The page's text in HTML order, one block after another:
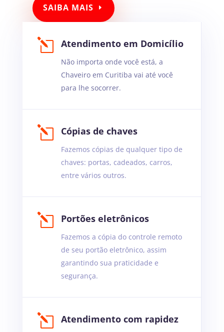
SAIBA MAIS
l Atendimento em Domicílio
Não importa onde você está, a
Chaveiro em Curitiba vai até você
para lhe socorrer.
l Cópias de chaves
Fazemos cópias de qualquer tipo de
chaves: portas, cadeados, carros,
entre vários outros.
l Portões eletrônicos
Fazemos a cópia do controle remoto
de seu portão eletrônico, assim
garantindo sua praticidade e
segurança.
l Atendimento com rapidez